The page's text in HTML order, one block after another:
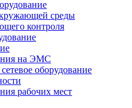
среды
контроля
на ЭМС
оборудование
рабочих мест